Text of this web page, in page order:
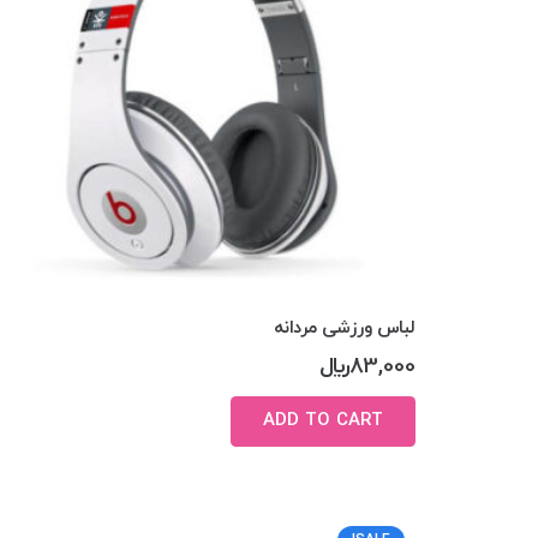
لباس ورزشی مردانه
83,000﷼
ADD TO CART